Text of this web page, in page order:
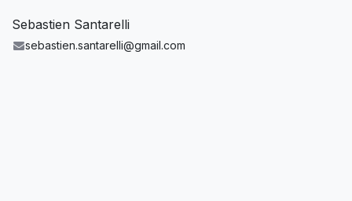
Sebastien Santarelli
sebastien.santarelli@gmail.com